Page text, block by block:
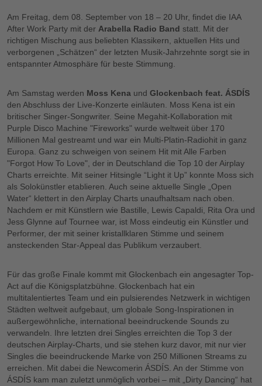
Am Freitag, dem 08. September von 18 – 20 Uhr, findet die IAA
After Work Party mit der Arabella Radio Band statt. Mit der
richtigen Mischung aus beliebten Klassikern, aktuellen Hits und
verborgenen „Schätzen“ der letzten Musik-Jahrzehnte sorgt sie in
entspannter Atmosphäre für beste Stimmung.
Am Samstag werden Moss Kena und Glockenbach feat. ÁSDÍS
den Abschluss der Live-Konzerte einläuten. Moss Kena ist ein
britischer Singer-Songwriter. Seine Megahit-Kollaboration mit
Purple Disco Machine "Fireworks" wurde weltweit über 170
Millionen Mal gestreamt und war ein Multi-Platin-Radiohit in ganz
Europa. Ganz zu schweigen von seinem Hit mit Alle Farben
"Forgot How To Love", der in Deutschland die Top 10 der Airplay
Charts erreichte. Mit seiner Hitsingle “Light it Up” konnte Moss sich
als Solokünstler etablieren. Auch seine aktuelle Single „Open
Water“ klettert in den Airplay Charts unaufhaltsam nach oben.
Nachdem er mit Künstlern wie Bastille, Lewis Capaldi, Rita Ora und
Jess Glynne auf Tournee war, ist Moss eindeutig ein Künstler und
Performer, der mit seiner kristallklaren Stimme und seinem
ansteckenden Star-Appeal das Publikum verzaubert.
Für das große Finale kommt mit Glockenbach ein angesagter Top-
Act auf die Königsplatzbühne. Glockenbach hat ein
multitalentiertes Team und ein pulsierendes Netzwerk in wichtigen
Städten weltweit aufgebaut, um globale Song-Inspirationen in
außergewöhnliche, international beeindruckende Sounds zu
verwandeln. Ihre letzten drei Singles erreichten die Top 3 der
deutschen Airplay-Charts, und sie stehen kurz davor, mit nur vier
Singles die beeindruckende Marke von 250 Millionen Streams zu
erreichen. Mit dabei die Newcomerin ÁSDÍS. An der Stimme von
ÁSDÍS kam man zuletzt unmöglich vorbei – mit „Dirty Dancing“ hat